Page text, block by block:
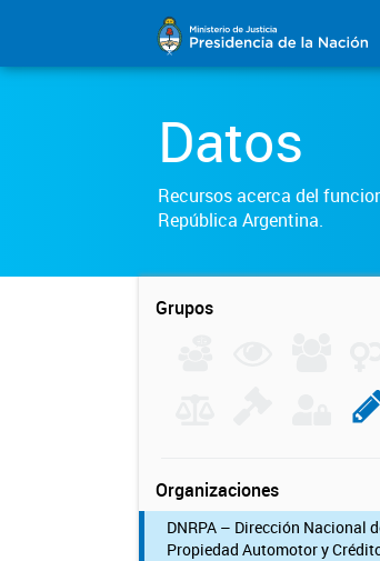
Datos
Recursos acerca del
República Argentina.
Grupos
Organizaciones
DNRPA – Dirección Nacional
Propiedad Automotor y